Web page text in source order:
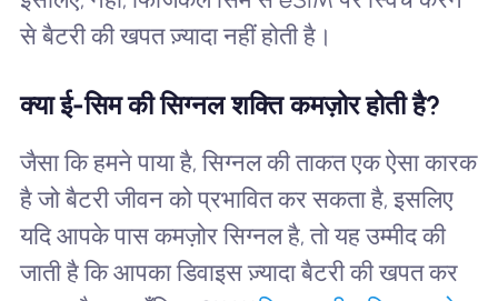
से बैटरी की खपत ज़्यादा नहीं होती है।
क्या ई-सिम की सिग्नल शक्ति कमज़ोर होती है?
जैसा कि हमने पाया है, सिग्नल की ताकत एक ऐसा कारक
है जो बैटरी जीवन को प्रभावित कर सकता है, इसलिए
यदि आपके पास कमज़ोर सिग्नल है, तो यह उम्मीद की
जाती है कि आपका डिवाइस ज़्यादा बैटरी की खपत कर